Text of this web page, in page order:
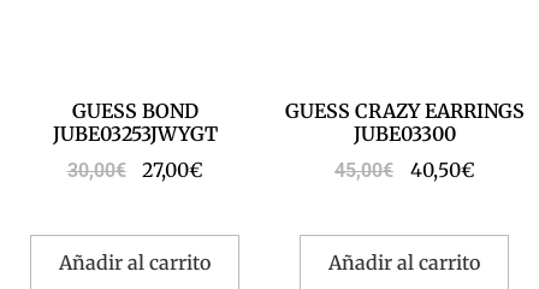
GUESS BOND
JUBE03253JWYGT
30,00€ 27,00€
Añadir al carrito
GUESS CRAZY EARRINGS
JUBE03300
45,00€ 40,50€
Añadir al carrito